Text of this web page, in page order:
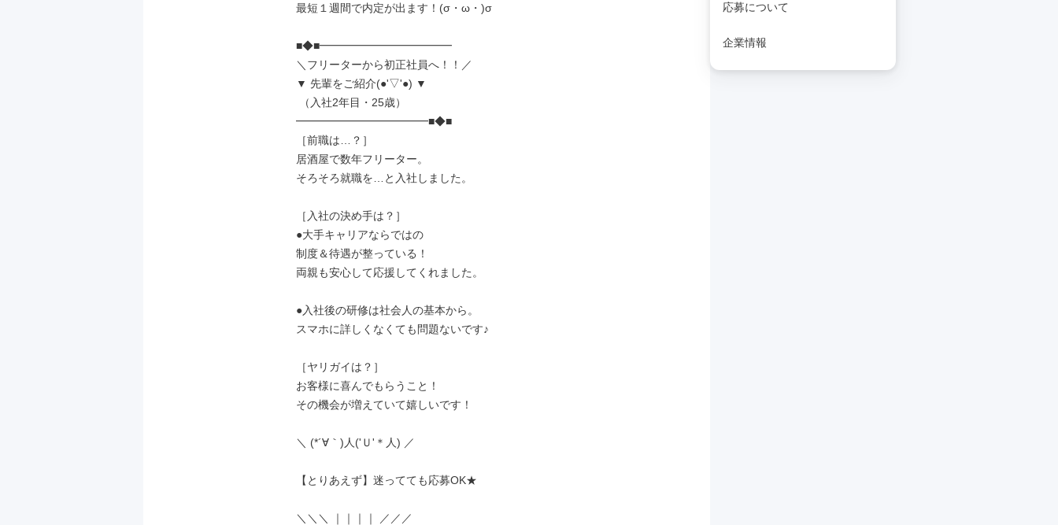
最短１週間で内定が出ます！(σ・ω・)σ
■◆■━━━━━━━━━━━━
＼フリーターから初正社員へ！！／
▼ 先輩をご紹介(●'▽'●) ▼
━━━━━━━━━━━━■◆■
［前職は…？］
居酒屋で数年フリーター。
そろそろ就職を…と入社しました。
［入社の決め手は？］
●大手キャリアならではの
制度＆待遇が整っている！
両親も安心して応援してくれました。
●入社後の研修は社会人の基本から。
スマホに詳しくなくても問題ないです♪
［ヤリガイは？］
お客様に喜んでもらうこと！
その機会が増えていて嬉しいです！
＼ (*´∀｀)人('Ｕ'＊人) ／
【とりあえず】迷ってても応募OK★
＼＼＼ ｜｜｜｜ ／／／
応募について
企業情報